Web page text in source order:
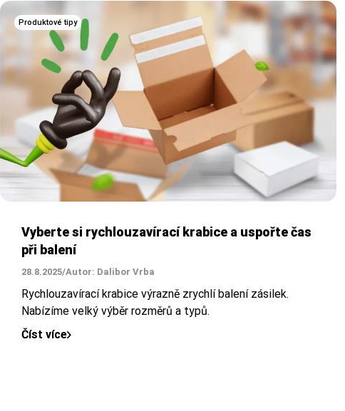
Produktové tipy
Vyberte si rychlouzavírací krabice a uspořte čas
při balení
28.8.2025/Autor: Dalibor Vrba
Rychlouzavírací krabice výrazně zrychlí balení zásilek.
Nabízíme velký výběr rozměrů a typů.
Číst více